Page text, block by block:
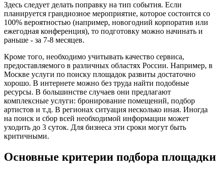
Здесь следует делать поправку на тип события. Если
планируется грандиозное мероприятие, которое состоится со
100% вероятностью (например, новогодний корпоратив или
ежегодная конференция), то подготовку можно начинать и
раньше - за 7-8 месяцев.
Кроме того, необходимо учитывать качество сервиса,
предоставляемого в различных областях России. Например, в
Москве услуги по поиску площадок развиты достаточно
хорошо. В интернете можно без труда найти подобные
ресурсы. В большинстве случаев они предлагают
комплексные услуги: бронирование помещений, подбор
артистов и т.д. В регионах ситуация несколько иная. Иногда
на поиск и сбор всей необходимой информации может
уходить до 3 суток. Для бизнеса эти сроки могут быть
критичными.
Основные критерии подбора площадки